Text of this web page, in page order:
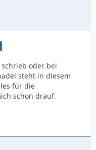
oder bei
steht in diesem
für die
schon drauf.